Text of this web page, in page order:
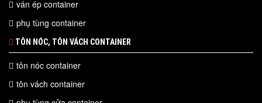
ván ép container
phụ tùng container
TÔN NÓC, TÔN VÁCH CONTAINER
tôn nóc container
tôn vách container